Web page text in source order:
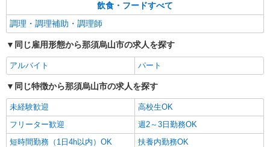
飲食・フードすべて
調理・調理補助・調理師
同じ雇用形態から那須烏山市の求人を探す
アルバイト パート
同じ特徴から那須烏山市の求人を探す
未経験歓迎
高校生OK
フリーター歓迎
週2～3日勤務OK
短時間勤務（1日4h以内）OK
扶養内勤務OK